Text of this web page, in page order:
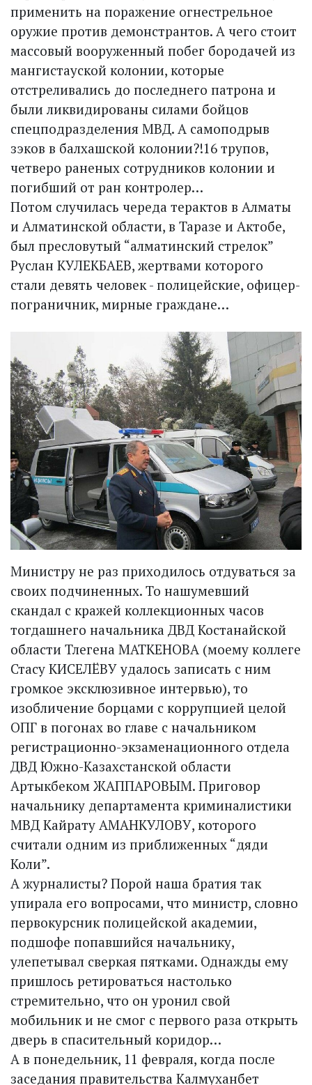
применить на поражение огнестрельное
оружие против демонстрантов. А чего стоит
массовый вооруженный побег бородачей из
мангистауской колонии, которые
отстреливались до последнего патрона и
были ликвидированы силами бойцов
спецподразделения МВД. А самоподрыв
зэков в балхашской колонии?!16 трупов,
четверо раненых сотрудников колонии и
погибший от ран контролер…
Потом случилась череда терактов в Алматы
и Алматинской области, в Таразе и Актобе,
был пресловутый “алматинский стрелок”
Руслан КУЛЕКБАЕВ, жертвами которого
стали девять человек - полицейские, офицер-
пограничник, мирные граждане…
Министру не раз приходилось отдуваться за
своих подчиненных. То нашумевший
скандал с кражей коллекционных часов
тогдашнего начальника ДВД Костанайской
области Тлегена МАТКЕНОВА (моему коллеге
Стасу КИСЕЛЁВУ удалось записать с ним
громкое эксклюзивное интервью), то
изобличение борцами с коррупцией целой
ОПГ в погонах во главе с начальником
регистрационно-экзаменационного отдела
ДВД Южно-Казахстанской области
Артыкбеком ЖАППАРОВЫМ. Приговор
начальнику департамента криминалистики
МВД Кайрату АМАНКУЛОВУ, которого
считали одним из приближенных “дяди
Коли”.
А журналисты? Порой наша братия так
упирала его вопросами, что министр, словно
первокурсник полицейской академии,
подшофе попавшийся начальнику,
улепетывал сверкая пятками. Однажды ему
пришлось ретироваться настолько
стремительно, что он уронил свой
мобильник и не смог с первого раза открыть
дверь в спасительный коридор…
А в понедельник, 11 февраля, когда после
заседания правительства Калмуханбет